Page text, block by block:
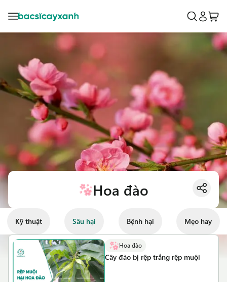
Hoa đào
Kỹ thuật Sâu hại Bệnh hại Mẹo hay
Hoa đào
Cây đào bị rệp trắng rệp muội